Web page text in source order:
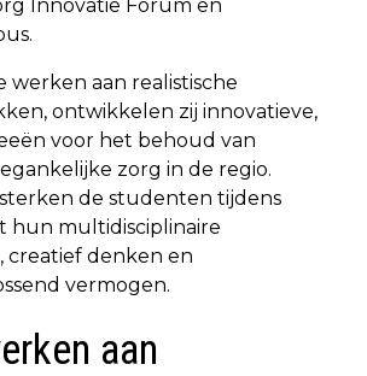
Innovatie Forum en
werken aan realistische
ontwikkelen zij innovatieve,
voor het behoud van
zorg in de regio.
de studenten tijdens
hun multidisciplinaire
creatief denken en
vermogen.
aan